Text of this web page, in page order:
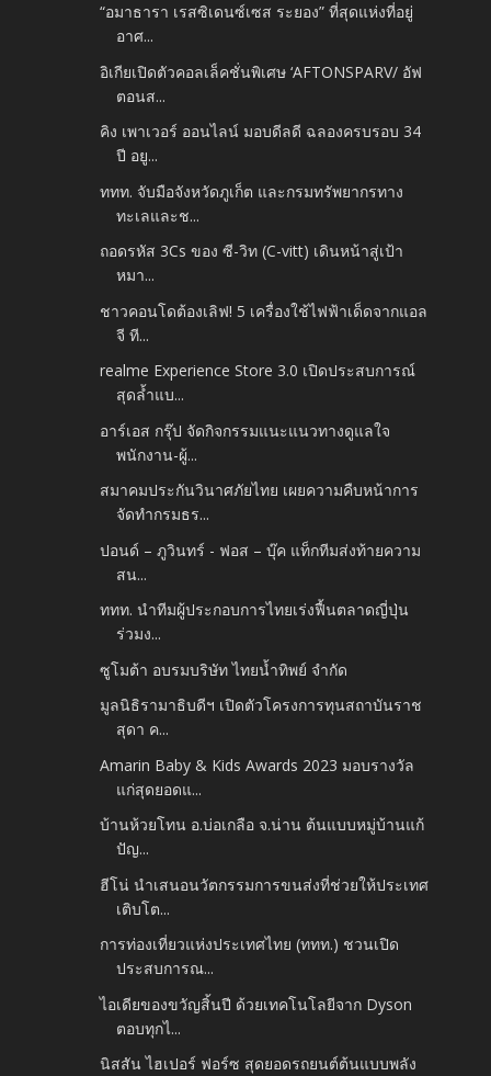
“อมาธารา เรสซิเดนซ์เซส ระยอง” ที่สุดแห่งที่อยู่
อาศ...
อิเกียเปิดตัวคอลเล็คชั่นพิเศษ ‘AFTONSPARV/ อัฟ
ตอนส...
คิง เพาเวอร์ ออนไลน์ มอบดีลดี ฉลองครบรอบ 34
ปี อยู...
ททท. จับมือจังหวัดภูเก็ต และกรมทรัพยากรทาง
ทะเลและช...
ถอดรหัส 3Cs ของ ซี-วิท (C-vitt) เดินหน้าสู่เป้า
หมา...
ชาวคอนโดต้องเลิฟ! 5 เครื่องใช้ไฟฟ้าเด็ดจากแอล
จี ที...
realme Experience Store 3.0 เปิดประสบการณ์
สุดล้ำแบ...
อาร์เอส กรุ๊ป จัดกิจกรรมแนะแนวทางดูแลใจ
พนักงาน-ผู้...
สมาคมประกันวินาศภัยไทย เผยความคืบหน้าการ
จัดทำกรมธร...
ปอนด์ – ภูวินทร์ - ฟอส – บุ๊ค แท็กทีมส่งท้ายความ
สน...
ททท. นำทีมผู้ประกอบการไทยเร่งฟื้นตลาดญี่ปุ่น
ร่วมง...
ซูโมต้า อบรมบริษัท ไทยน้ำทิพย์ จำกัด
มูลนิธิรามาธิบดีฯ เปิดตัวโครงการทุนสถาบันราช
สุดา ค...
Amarin Baby & Kids Awards 2023 มอบรางวัล
แก่สุดยอดแ...
บ้านห้วยโทน อ.บ่อเกลือ จ.น่าน ต้นแบบหมู่บ้านแก้
ปัญ...
ฮีโน่ นำเสนอนวัตกรรมการขนส่งที่ช่วยให้ประเทศ
เติบโต...
การท่องเที่ยวแห่งประเทศไทย (ททท.) ชวนเปิด
ประสบการณ...
ไอเดียของขวัญสิ้นปี ด้วยเทคโนโลยีจาก Dyson
ตอบทุกไ...
นิสสัน ไฮเปอร์ ฟอร์ซ สุดยอดรถยนต์ต้นแบบพลัง